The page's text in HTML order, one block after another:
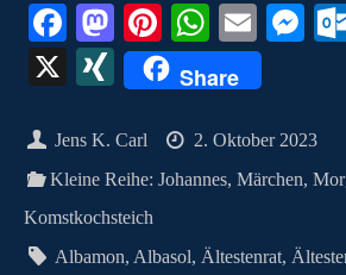
Fa
ce
bo
ok
M
as
to
do
n
Pi
nt
er
es
t
W
ha
ts
A
pp
E
m
ail
M
ng
er
X
X
N
G
Share
Jens K. Carl
2. Oktober 2023
Kleine Reihe: Johannes,Märchen,
Komstkochsteich
Albamon,Albasol,Ältestenrat,